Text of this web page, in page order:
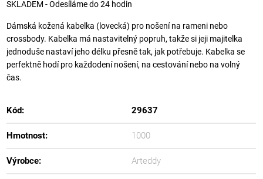
SKLADEM - Odesíláme do 24 hodin
Dámská kožená kabelka (lovecká) pro nošení na rameni nebo
crossbody. Kabelka má nastavitelný popruh, takže si jeji majitelka
jednoduše nastaví jeho délku přesně tak, jak potřebuje. Kabelka se
perfektně hodí pro každodení nošení, na cestování nebo na volný
čas.
Kód: 29637
Hmotnost: 1000
Výrobce: Arteddy